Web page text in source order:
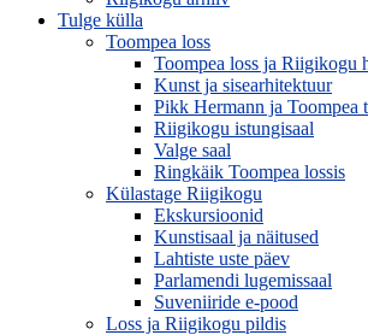
Tulge külla
Toompea loss
Toompea loss ja Riigikogu
Kunst ja sisearhitektuur
Pikk Hermann ja Toompea
Riigikogu istungisaal
Valge saal
Ringkäik Toompea lossis
Külastage Riigikogu
Ekskursioonid
Kunstisaal ja näitused
Lahtiste uste päev
Parlamendi lugemissaal
Suveniiride e-pood
Loss ja Riigikogu pildis